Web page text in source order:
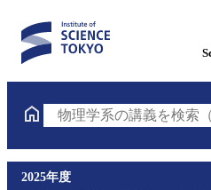
物理学系の講義を検索
2025年度